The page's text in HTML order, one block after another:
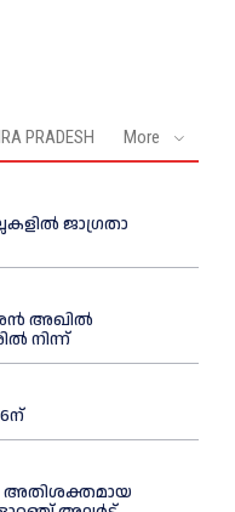
PRADESH More
ജാഗ്രതാ
അഖില്‍
നിന്ന്
അതിശക്തമായ